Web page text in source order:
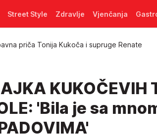
Street Style Zdravlje Vjenčanja
priča Tonija Kukoča i supruge Renate
KUKOČEVIH
'Bila je sa